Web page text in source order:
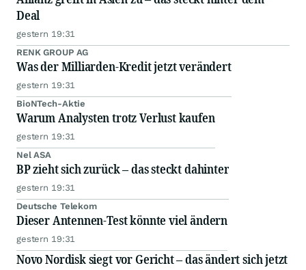
Deal
gestern 19:31
RENK GROUP AG
Was der Milliarden-Kredit jetzt verändert
gestern 19:31
BioNTech-Aktie
Warum Analysten trotz Verlust kaufen
gestern 19:31
Nel ASA
BP zieht sich zurück – das steckt dahinter
gestern 19:31
Deutsche Telekom
Dieser Antennen-Test könnte viel ändern
gestern 19:31
Novo Nordisk siegt vor Gericht – das ändert sich jetzt